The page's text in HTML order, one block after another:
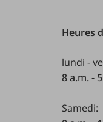
Heures
lundi -
8 a.m. -
Samedi: